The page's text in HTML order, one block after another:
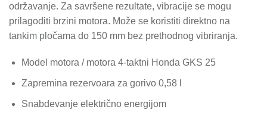
održavanje. Za savršene rezultate, vibracije se mogu
prilagoditi brzini motora. Može se koristiti direktno na
tankim pločama do 150 mm bez prethodnog vibriranja.
Model motora / motora 4-taktni Honda GKS 25
Zapremina rezervoara za gorivo 0,58 l
Snabdevanje električno energijom